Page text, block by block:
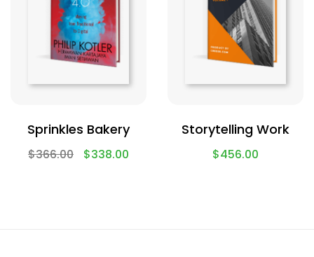
Sprinkles Bakery
$366.00 $338.00
Storytelling Work
$456.00